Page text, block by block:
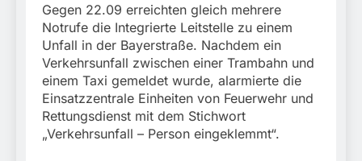
Gegen 22.09 erreichten gleich mehrere
Notrufe die Integrierte Leitstelle zu einem
Unfall in der Bayerstraße. Nachdem ein
Verkehrsunfall zwischen einer Trambahn und
einem Taxi gemeldet wurde, alarmierte die
Einsatzzentrale Einheiten von Feuerwehr und
Rettungsdienst mit dem Stichwort
„Verkehrsunfall – Person eingeklemmt“.